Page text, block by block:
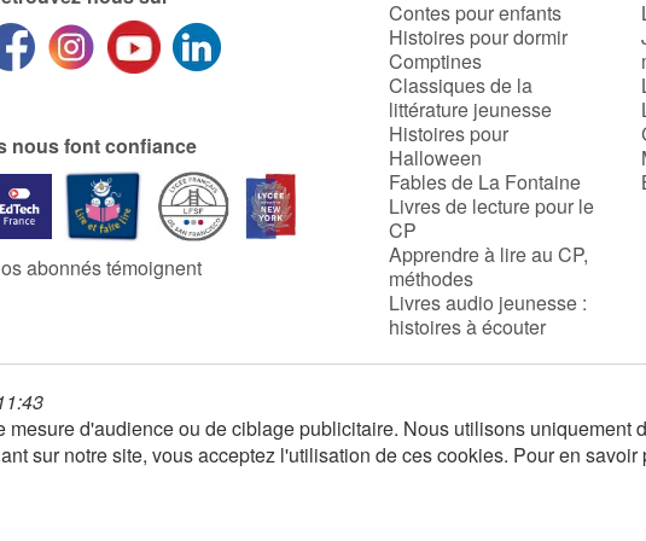
nous font confiance
abonnés témoignent
Contes pour enfants
Histoires pour dormir
Comptines
Classiques de la
littérature jeunesse
Histoires pour
Halloween
Fables de La Fontaine
Livres de lecture pour le
CP
Apprendre à lire au CP,
méthodes
Livres audio jeunesse :
histoires à écouter
d'audience ou de ciblage publicitaire. Nous utilisons uniquement
sur notre site, vous acceptez l'utilisation de ces cookies. Pour en